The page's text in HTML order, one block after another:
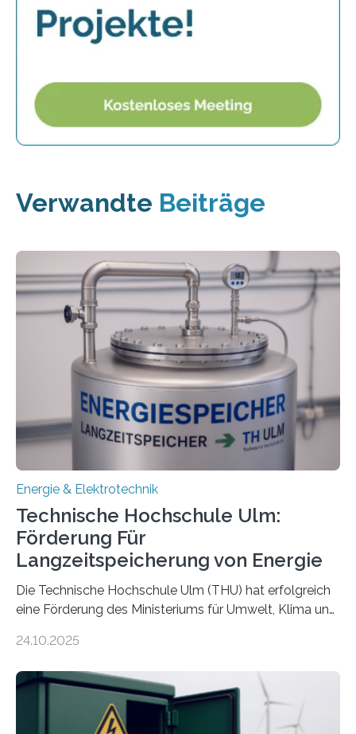
Verwandte Beiträge
Energie & Elektrotechnik
Technische Hochschule Ulm:
Förderung Für
Langzeitspeicherung von Energie
Die Technische Hochschule Ulm (THU) hat erfolgreich
eine Förderung des Ministeriums für Umwelt, Klima und
Forschungsprojekt „LAGER – Langzeitspeicherung in
Quartieren“ eingeworben. Ziel des Projekts ist die
Entwicklung, Erprobung und Demonstration von
Konzepten zur langfristigen Energiespeicherung in
24.10.2025